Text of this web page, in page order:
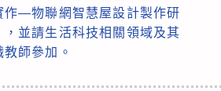
作—物聯網智慧屋設計製作研
並請生活科技相關領域及其
師參加。